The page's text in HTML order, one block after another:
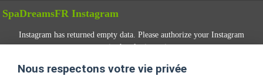
SpaDreamsFR Instagram
Instagram has returned empty data. Please authorize your Instagram
account in theplugin settings.
Nous respectons votre vie privée